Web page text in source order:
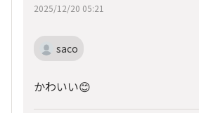
2025/12/20 05:21
saco
かわいい😊